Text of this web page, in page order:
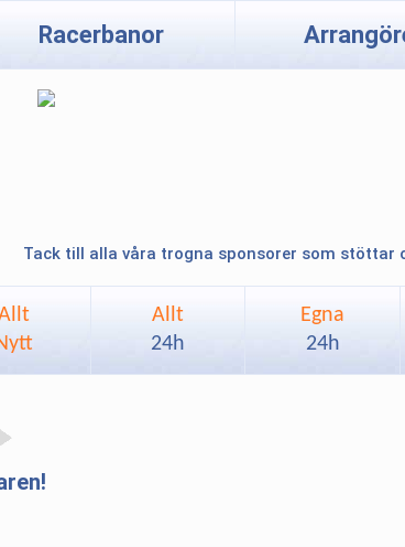
Racerbanor
Tack till alla våra trogna sponsorer som stöttar
Allt
24h
Egna
24h